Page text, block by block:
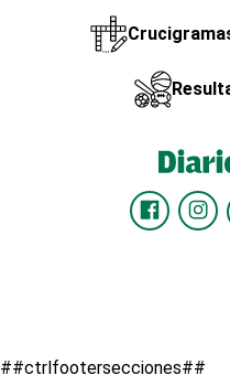
##ctrlfootersecciones##